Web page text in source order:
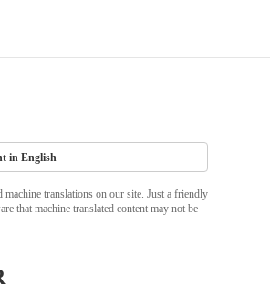
in English
translations on our site. Just a friendly
that machine translated content may not be